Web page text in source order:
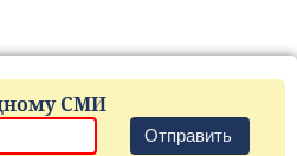
СМИ
Отправить